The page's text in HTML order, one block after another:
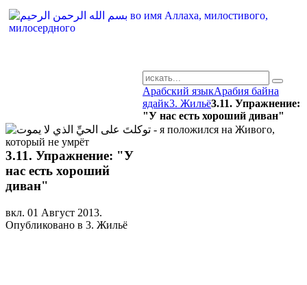
Арабский языкАрабия байна
ядайк3. Жильё3.11. Упражнение:
"У нас есть хороший диван"
3.11. Упражнение: "У
нас есть хороший
диван"
вкл. 01 Август 2013.
Опубликовано в 3. Жильё